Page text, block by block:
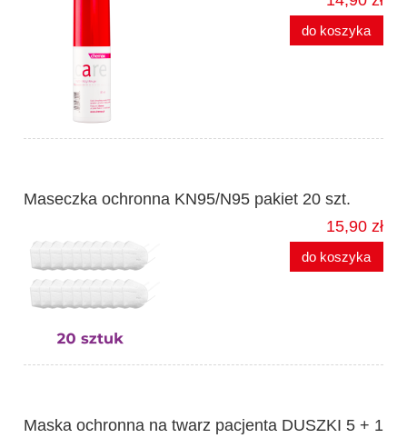
do koszyka
Maseczka ochronna KN95/N95 pakiet 20 szt.
15,90 zł
do koszyka
Maska ochronna na twarz pacjenta DUSZKI 5 + 1